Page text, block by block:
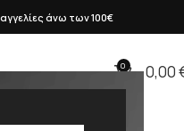
άνω των 100€
0 0,00